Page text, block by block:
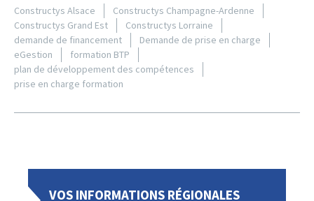
Constructys Alsace
Constructys Champagne-Ardenne
Constructys Grand Est
Constructys Lorraine
demande de financement
Demande de prise en charge
eGestion
formation BTP
plan de développement des compétences
prise en charge formation
VOS INFORMATIONS RÉGIONALES